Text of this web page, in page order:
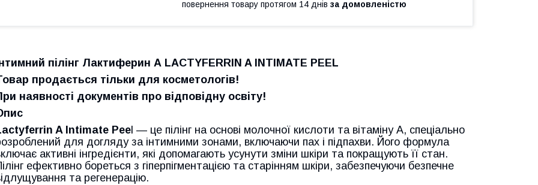
повернення товару протягом 14 днів за домовленістю
пілінг Лактиферин А LACTYFERRIN A INTIMATE PEEL
продається тільки для косметологів!
наявності документів про відповідну освіту!
A Intimate Pee l — це пілінг на основі молочної кислоти та вітаміну А, спеціально
для догляду за інтимними зонами, включаючи пах і підпахви. Його формула
активні інгредієнти, які допомагають усунути зміни шкіри та покращують її стан.
ефективно бореться з гіперпігментацією та старінням шкіри, забезпечуючи безпечне
та регенерацію.